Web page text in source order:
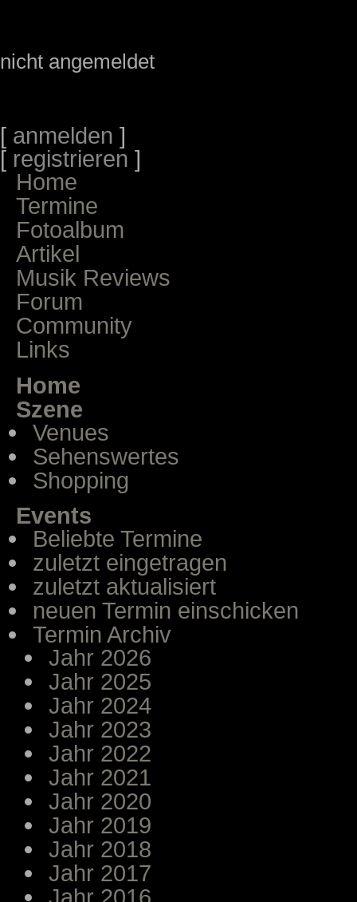
nicht angemeldet
[ anmelden ]
[ registrieren ]
Home
Termine
Fotoalbum
Artikel
Musik Reviews
Forum
Community
Links
Home
Szene
Venues
Sehenswertes
Shopping
Events
Beliebte Termine
zuletzt eingetragen
zuletzt aktualisiert
neuen Termin einschicken
Termin Archiv
Jahr 2026
Jahr 2025
Jahr 2024
Jahr 2023
Jahr 2022
Jahr 2021
Jahr 2020
Jahr 2019
Jahr 2018
Jahr 2017